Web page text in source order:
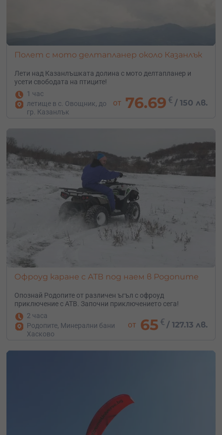
Полет с мото делтапланер около Казанлък
Лети над Казанлъшката долина с мото делтапланер и
усети свободата на птиците!
1 час
летище в с. Овощник, до
гр. Казанлък
от 76.69 € /150 лв.
Офроуд каране с АТВ под наем в Родопите
Опознай Родопите от различен ъгъл с офроуд
приключение с АТВ. Започни приключението сега!
2 часа
Родопите, Минерални бани
Хасково
от 65 € / 127.13 лв.